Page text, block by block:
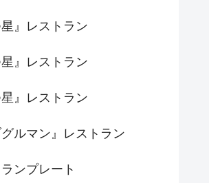
星』レストラン
星』レストラン
星』レストラン
グルマン』レストラン
ンプレート